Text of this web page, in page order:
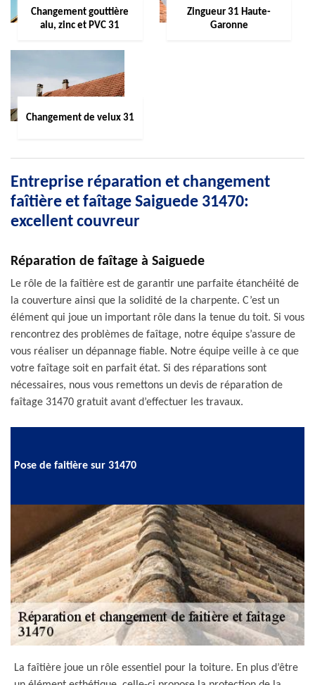
Changement gouttière
alu, zinc et PVC 31
Zingueur 31 Haute-
Garonne
Changement de velux 31
Entreprise réparation et changement
faîtière et faîtage Saiguede 31470:
excellent couvreur
Réparation de faîtage à Saiguede
Le rôle de la faîtière est de garantir une parfaite étanchéité de
la couverture ainsi que la solidité de la charpente. C’est un
élément qui joue un important rôle dans la tenue du toit. Si vous
rencontrez des problèmes de faîtage, notre équipe s’assure de
vous réaliser un dépannage fiable. Notre équipe veille à ce que
votre faîtage soit en parfait état. Si des réparations sont
nécessaires, nous vous remettons un devis de réparation de
faîtage 31470 gratuit avant d’effectuer les travaux.
Pose de faitière sur 31470
La faîtière joue un rôle essentiel pour la toiture. En plus d’être